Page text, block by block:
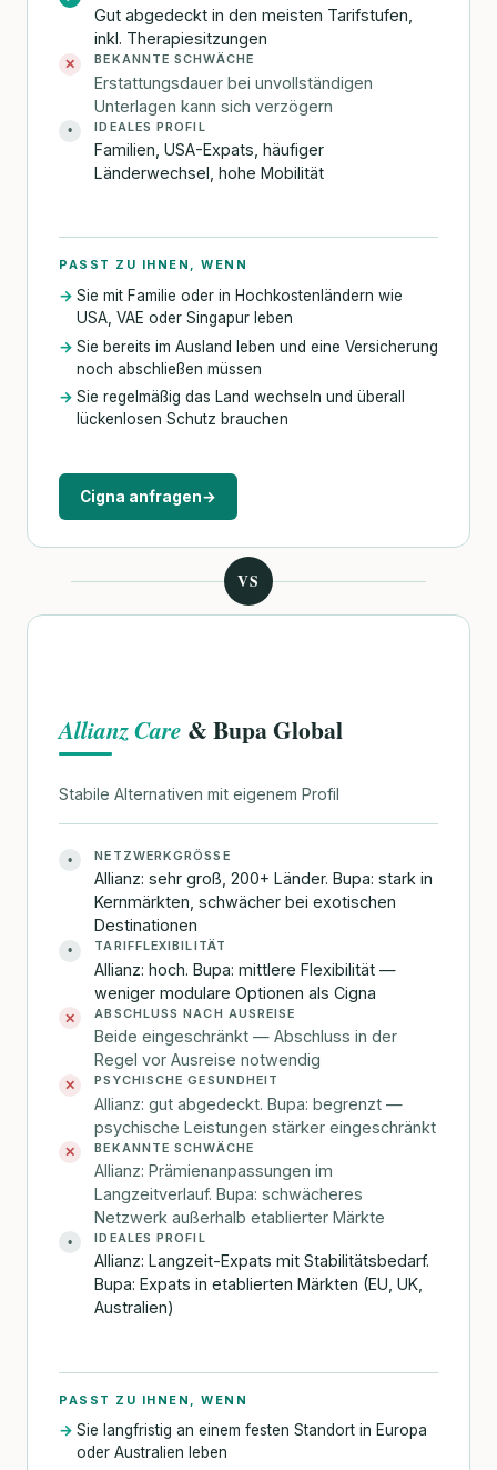
Gut abgedeckt in den meisten Tarifstufen,
inkl. Therapiesitzungen
✕ BEKANNTE SCHWÄCHE
Erstattungsdauer bei unvollständigen
Unterlagen kann sich verzögern
• IDEALES PROFIL
Familien, USA-Expats, häufiger
Länderwechsel, hohe Mobilität
PASST ZU IHNEN, WENN
Sie mit Familie oder in Hochkostenländern wie
USA, VAE oder Singapur leben
Sie bereits im Ausland leben und eine Versicherung
noch abschließen müssen
Sie regelmäßig das Land wechseln und überall
lückenlosen Schutz brauchen
Cigna anfragen→
VS
Allianz Care & Bupa Global
Stabile Alternativen mit eigenem Profil
• NETZWERKGRÖSSE
Allianz: sehr groß, 200+ Länder. Bupa: stark in
Kernmärkten, schwächer bei exotischen
Destinationen
• TARIFFLEXIBILITÄT
Allianz: hoch. Bupa: mittlere Flexibilität —
weniger modulare Optionen als Cigna
✕ ABSCHLUSS NACH AUSREISE
Beide eingeschränkt — Abschluss in der
Regel vor Ausreise notwendig
✕ PSYCHISCHE GESUNDHEIT
Allianz: gut abgedeckt. Bupa: begrenzt —
psychische Leistungen stärker eingeschränkt
✕ BEKANNTE SCHWÄCHE
Allianz: Prämienanpassungen im
Langzeitverlauf. Bupa: schwächeres
Netzwerk außerhalb etablierter Märkte
• IDEALES PROFIL
Allianz: Langzeit-Expats mit Stabilitätsbedarf.
Bupa: Expats in etablierten Märkten (EU, UK,
Australien)
PASST ZU IHNEN, WENN
Sie langfristig an einem festen Standort in Europa
oder Australien leben